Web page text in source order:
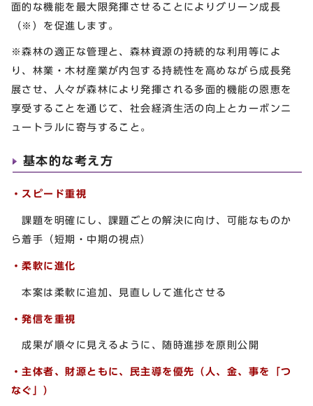
面的な機能を最大限発揮させることによりグリーン成長
（※）を促進します。
※森林の適正な管理と、森林資源の持続的な利用等によ
り、林業・木材産業が内包する持続性を高めながら成長発
展させ、人々が森林により発揮される多面的機能の恩恵を
享受することを通じて、社会経済生活の向上とカーボンニ
ュートラルに寄与すること。
基本的な考え方
・スピード重視
課題を明確にし、課題ごとの解決に向け、可能なものか
ら着手（短期・中期の視点）
・柔軟に進化
本案は柔軟に追加、見直しして進化させる
・発信を重視
成果が順々に見えるように、随時進捗を原則公開
・主体者、財源ともに、民主導を優先（人、金、事を「つ
なぐ」）